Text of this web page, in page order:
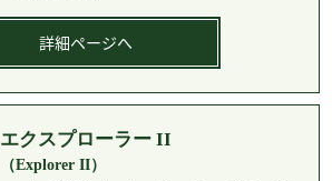
詳細ページへ
エクスプローラー II
（Explorer II）